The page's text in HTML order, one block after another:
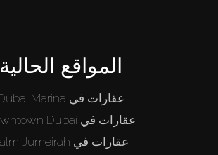
المواقع الحالية
عقارات في Dubai Marina
عقارات في Downtown Dubai
عقارات في Palm Jumeirah